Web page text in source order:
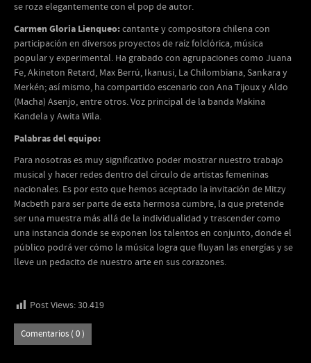
se roza elegantemente con el pop de autor.
Carmen Gloria Lienqueo:cantante y compositora chilena con
participación en diversos proyectos de raíz folclórica, música
popular y experimental. Ha grabado con agrupaciones como Juana
Fe, Akineton Retard, Max Berrú, Ikanusi, La Chilombiana, Sankara y
Merkén; así mismo, ha compartido escenario con Ana Tijoux y Aldo
(Macha) Asenjo, entre otros. Voz principal de la banda Makina
Kandela y Awita Wila.
Palabras del equipo:
Para nosotras es muy significativo poder mostrar nuestro trabajo
musical y hacer redes dentro del círculo de artistas femeninas
nacionales. Es por esto que hemos aceptado la invitación de Mitzy
Macbeth para ser parte de esta hermosa cumbre, la que pretende
ser una muestra más allá de la individualidad y trascender como
una instancia donde se exponen los talentos en conjunto, donde el
público podrá ver cómo la música logra que fluyan las energías y se
lleve un pedacito de nuestro arte en sus corazones.
Post Views:30.419
Comentarios ( 0 )